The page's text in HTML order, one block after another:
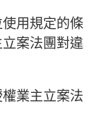
用規定的條
案法團對違
業主立案法